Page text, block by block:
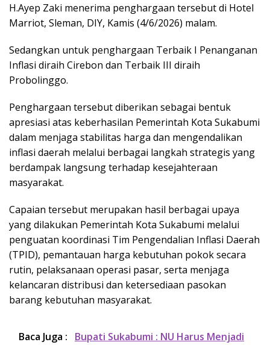
H.Ayep Zaki menerima penghargaan tersebut di Hotel
Marriot, Sleman, DIY, Kamis (4/6/2026) malam.
Sedangkan untuk penghargaan Terbaik I Penanganan
Inflasi diraih Cirebon dan Terbaik III diraih
Probolinggo.
Penghargaan tersebut diberikan sebagai bentuk
apresiasi atas keberhasilan Pemerintah Kota Sukabumi
dalam menjaga stabilitas harga dan mengendalikan
inflasi daerah melalui berbagai langkah strategis yang
berdampak langsung terhadap kesejahteraan
masyarakat.
Capaian tersebut merupakan hasil berbagai upaya
yang dilakukan Pemerintah Kota Sukabumi melalui
penguatan koordinasi Tim Pengendalian Inflasi Daerah
(TPID), pemantauan harga kebutuhan pokok secara
rutin, pelaksanaan operasi pasar, serta menjaga
kelancaran distribusi dan ketersediaan pasokan
barang kebutuhan masyarakat.
Baca Juga :
Bupati Sukabumi : NU Harus Menjadi